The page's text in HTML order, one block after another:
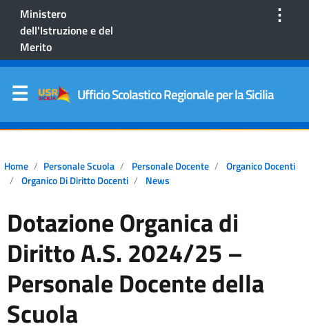
Ministero
dell'Istruzione e del
Merito
⋮
Ufficio Scolastico Regionale per la Sicilia
Home Personale Scuola Personale Docente
Organico Docenti
Organico Di Diritto Docenti
News
Dotazione Organica di
Diritto A.S. 2024/25 –
Personale Docente della
Scuola